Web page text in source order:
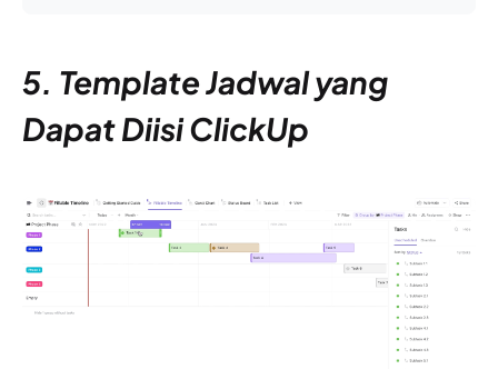
5. Template Jadwal yang
Dapat Diisi ClickUp